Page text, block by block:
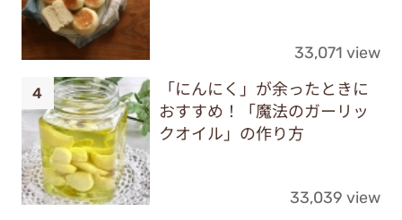
33,071 view
「にんにく」が余ったときに
おすすめ！「魔法のガーリッ
クオイル」の作り方
33,039 view